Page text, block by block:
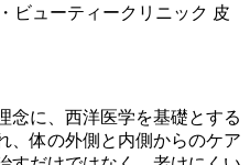
ビューティークリニック 皮
念に、西洋医学を基礎とする
、体の外側と内側からのケア